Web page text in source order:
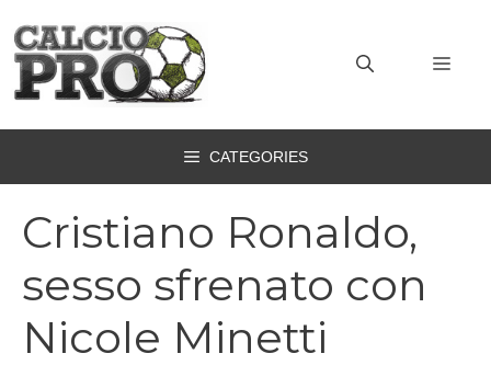
contenuto
CATEGORIES
Cristiano Ronaldo,
sesso sfrenato con
Nicole Minetti